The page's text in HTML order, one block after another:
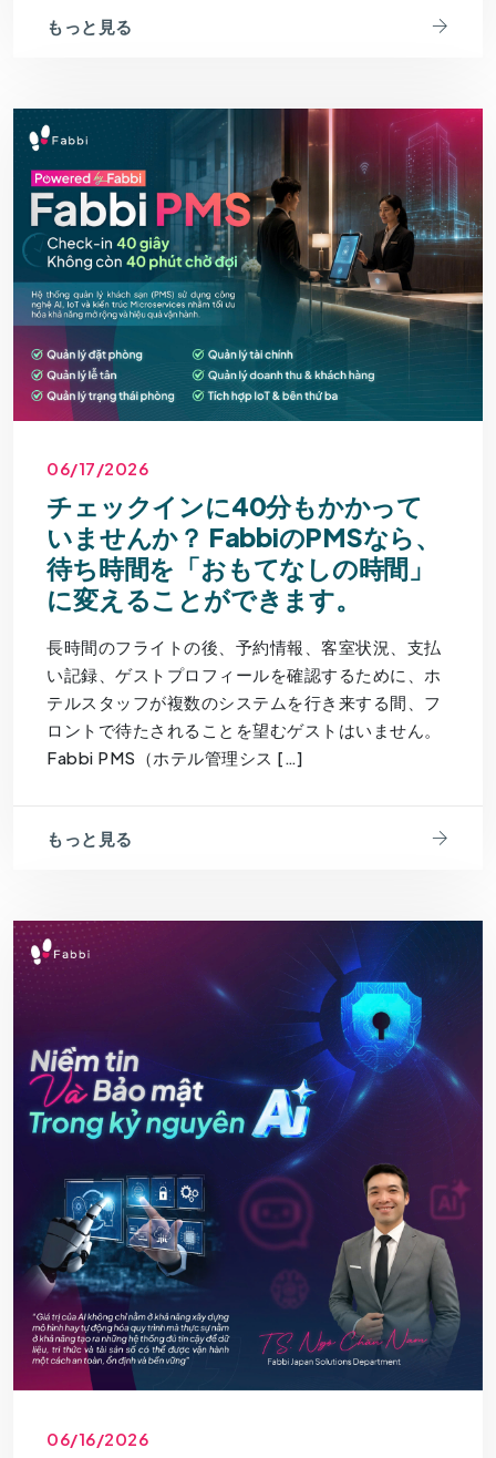
もっと見る
06/17/2026
チェックインに40分もかかって
いませんか？ FabbiのPMSなら、
待ち時間を「おもてなしの時間」
に変えることができます。
長時間のフライトの後、予約情報、客室状況、支払
い記録、ゲストプロフィールを確認するために、ホ
テルスタッフが複数のシステムを行き来する間、フ
ロントで待たされることを望むゲストはいません。
Fabbi PMS（ホテル管理シス […]
もっと見る
06/16/2026